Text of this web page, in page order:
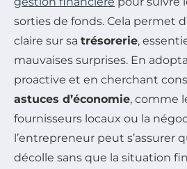
sorties de fonds. Cela permet
claire sur sa trésorerie,
mauvaises surprises. En
proactive et en cherchant
astuces d’économie, comme
fournisseurs locaux ou la
l’entrepreneur peut s’assurer
décolle sans que la situation